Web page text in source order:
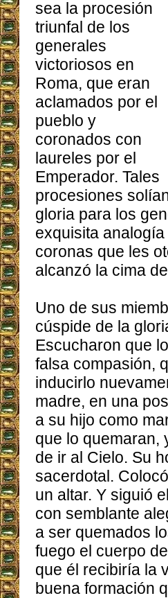
sea la procesión
triunfal de los
generales
victoriosos en
Roma, que eran
aclamados por el
pueblo y
coronados con
laureles por el
Emperador. Tales
procesiones
gloria para los
exquisita
coronas que les
alcanzó la cima
Uno de sus
cúspide de la
Escucharon que
falsa compasión,
inducirlo
madre, en una
a su hijo como
que lo quemaran,
de ir al Cielo. Su
sacerdotal.
un altar. Y siguió
con semblante
a ser quemados
fuego el cuerpo
que él recibiría la
buena formación